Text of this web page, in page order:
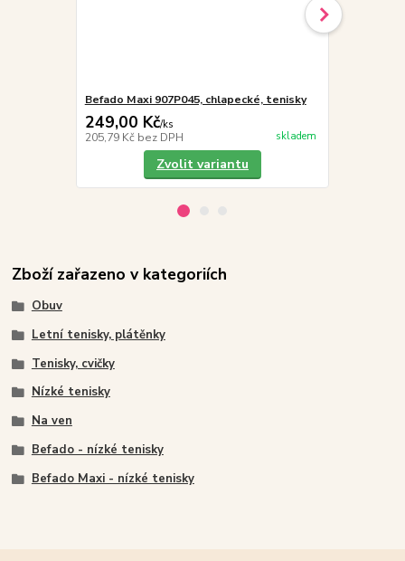
Befado Maxi 907P045, chlapecké, tenisky
249,00 Kč/ks
205,79 Kč bez DPH skladem
Zvolit variantu
Zboží zařazeno v kategoriích
Obuv
Letní tenisky, plátěnky
Tenisky, cvičky
Nízké tenisky
Na ven
Befado - nízké tenisky
Befado Maxi - nízké tenisky